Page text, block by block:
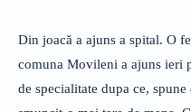
Din joacă a ajuns a spital. O
comuna Movileni a ajuns ieri
de specialitate dupa ce,